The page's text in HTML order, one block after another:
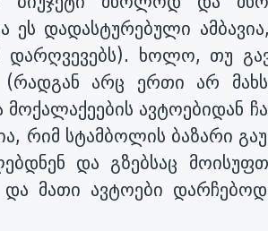
ეს დადასტურებული
დარღვევებს). ხოლო, თუ
(რადგან არც ერთი არ
მოქალაქეების ავტოებიდან
რიმ სტამბოლის ბაზარი
და გზებსაც
და მათი ავტოები